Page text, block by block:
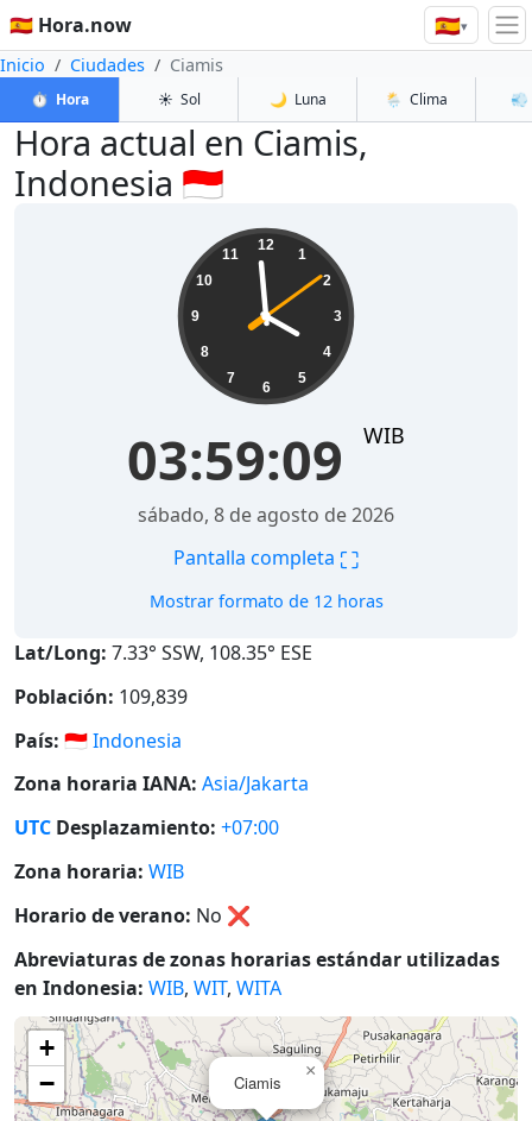
🇪🇸 Hora.now 🇪🇸▾
Inicio Ciudades Ciamis
⏱️ Hora ☀️ Sol 🌙 Luna 🌦️ Clima 💨
Hora actual en Ciamis,
Indonesia 🇮🇩
12
1
2
3
4
5
6
7
8
9
10
11
03:59:09 WIB
sábado, 8 de agosto de 2026
Pantalla completa ⛶
Mostrar formato de 12 horas
Lat/Long: 7.33° SSW, 108.35° ESE
Población: 109,839
País: 🇮🇩Indonesia
Zona horaria IANA: Asia/Jakarta
UTC Desplazamiento: +07:00
Zona horaria: WIB
Horario de verano: No ❌
Abreviaturas de zonas horarias estándar utilizadas
en Indonesia: WIB, WIT, WITA
Ciamis
×
+
−